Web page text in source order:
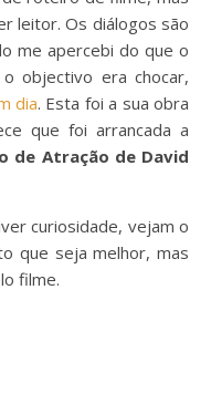
leitor. Os diálogos são
me apercebi do que o
objectivo era chocar,
dia. Esta foi a sua obra
que foi arrancada a
de Atração de David
curiosidade, vejam o
que seja melhor, mas
filme.